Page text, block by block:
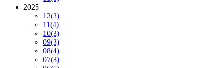
2025
12(2)
11(4)
10(3)
09(3)
08(4)
07(8)